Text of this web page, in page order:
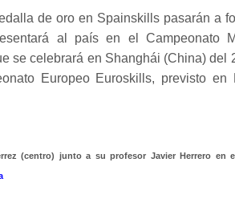
de oro en Spainskills pasarán a
al país en el Campeonato
se celebrará en Shanghái (China) del
Europeo Euroskills, previsto en
(centro) junto a su profesor Javier Herrero en